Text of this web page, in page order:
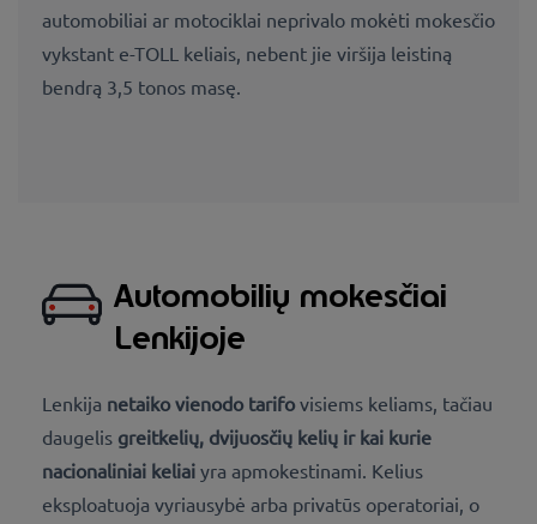
automobiliai ar motociklai neprivalo mokėti mokesčio
vykstant e-TOLL keliais, nebent jie viršija leistiną
bendrą 3,5 tonos masę.
Automobilių mokesčiai
Lenkijoje
Lenkija netaiko vienodo tarifovisiems keliams, tačiau
daugelis greitkelių, dvijuosčių kelių ir kai kurie
nacionaliniai keliai yra apmokestinami. Kelius
eksploatuoja vyriausybė arba privatūs operatoriai, o